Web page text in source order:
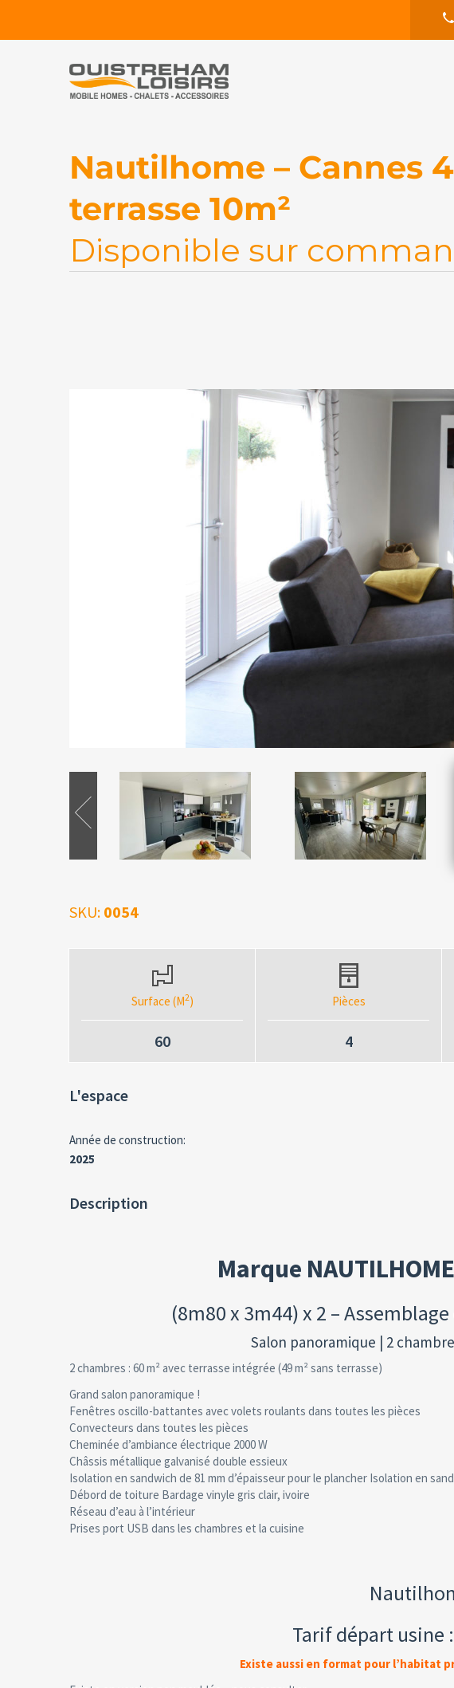
Nautilhome – Cannes
terrasse 10m²
Disponible sur
SKU: 0054
Surface (M2)
60
Pièces
4
L'espace
Année de construction:
2025
Description
Marque
(8m80 x 3m44) x 2 –
Salon panoramique | 2
2 chambres : 60 m² avec terrasse intégrée (49 m² sans terrasse)
Grand salon panoramique !
Fenêtres oscillo-battantes avec volets roulants dans toutes les pièces
Convecteurs dans toutes les pièces
Cheminée d’ambiance électrique 2000 W
Châssis métallique galvanisé double essieux
Isolation en sandwich de 81 mm d’épaisseur pour le plancher Isolation en
Débord de toiture Bardage vinyle gris clair, ivoire
Réseau d’eau à l’intérieur
Prises port USB dans les chambres et la cuisine
Tarif départ usine
Existe aussi en format pour l’habitat